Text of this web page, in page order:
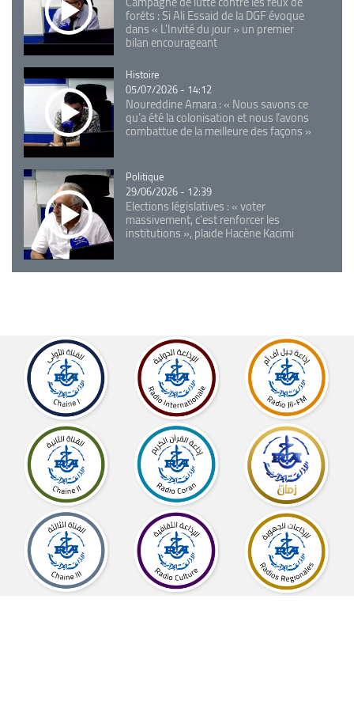
forêts : Si Ali Essaid de la DGF évoque
dans « L'Invité du jour » un premier
bilan encourageant
Catégorie
Histoire
05/07/2026 - 14:12
Noureddine Amara : « Nous savons ce
qu’a été la colonisation et nous l’avons
combattue de la meilleure des façons »
Catégorie
Politique
29/06/2026 - 12:39
Elections législatives : « voter
massivement, c'est renforcer les
institutions », plaide Hacène Kacimi